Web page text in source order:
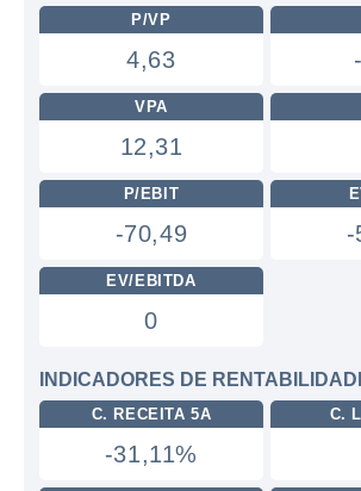
P/VP
4,63
VPA
12,31
P/EBIT
-70,49 -
EV/EBITDA
0
INDICADORES DE
C. RECEITA 5A
-31,11%
C.